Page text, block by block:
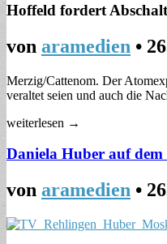
Hoffeld fordert
von aramedien •
Merzig/Cattenom. Der
veraltet seien und auch die
weiterlesen →
Daniela Huber auf
von aramedien •